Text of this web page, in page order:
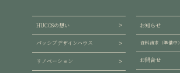
HUCOSの想い
パッシブデザインハウス
リノベーション
お知らせ
資料請求（準備中）
お問合せ